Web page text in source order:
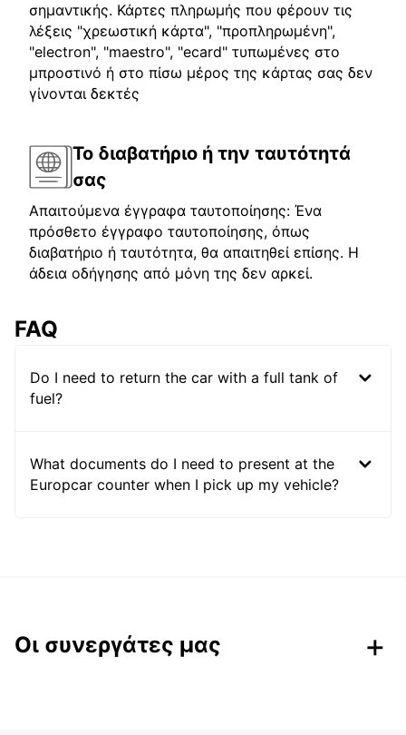
σημαντικής. Κάρτες πληρωμής που φέρουν τις
λέξεις "χρεωστική κάρτα", "προπληρωμένη",
"electron", "maestro", "ecard" τυπωμένες στο
μπροστινό ή στο πίσω μέρος της κάρτας σας δεν
γίνονται δεκτές
Το διαβατήριο ή την ταυτότητά
σας
Απαιτούμενα έγγραφα ταυτοποίησης: Ένα
πρόσθετο έγγραφο ταυτοποίησης, όπως
διαβατήριο ή ταυτότητα, θα απαιτηθεί επίσης. Η
άδεια οδήγησης από μόνη της δεν αρκεί.
FAQ
Do I need to return the car with a full tank of
fuel?
What documents do I need to present at the
Europcar counter when I pick up my vehicle?
Οι συνεργάτες μας